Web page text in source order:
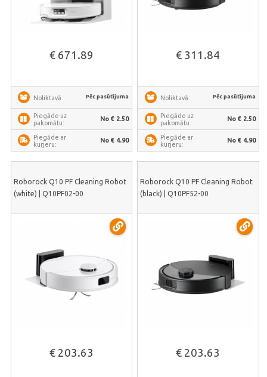
€ 671.89
Noliktavā: Pēc pasūtījuma
Piegāde uz
pakomātu:
No € 2.50
Piegāde ar
kurjeru:
No € 4.90
€ 311.84
Noliktavā: Pēc pasūtījuma
Piegāde uz
pakomātu:
No € 2.50
Piegāde ar
kurjeru:
No € 4.90
Roborock Q10 PF Cleaning Robot
(white) | Q10PF02-00
€ 203.63
Roborock Q10 PF Cleaning Robot
(black) | Q10PF52-00
€ 203.63